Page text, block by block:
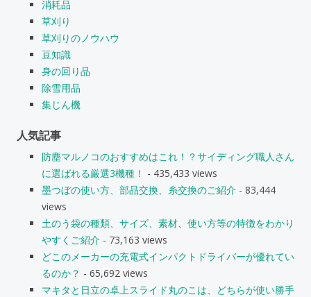
消耗品
草刈り
草刈りのノウハウ
豆知識
身の回り品
除雪用品
集じん機
人気記事
防塵マルノコのおすすめはこれ！？サイディング職人さん
に選ばれる厳選3機種！ - 435,433 views
墨つぼの使い方、部品交換、糸交換のご紹介 - 83,444
views
土のう袋の種類、サイズ、素材、使い方等の特徴をわかり
やすくご紹介 - 73,163 views
どこのメーカーの充電式インパクトドライバーが優れてい
るのか？ - 65,692 views
マキタと日立の卓上スライド丸のこは、どちらが使い勝手